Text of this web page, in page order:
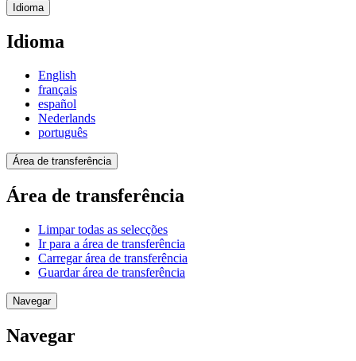
Idioma
Idioma
English
français
español
Nederlands
português
Área de transferência
Área de transferência
Limpar todas as selecções
Ir para a área de transferência
Carregar área de transferência
Guardar área de transferência
Navegar
Navegar